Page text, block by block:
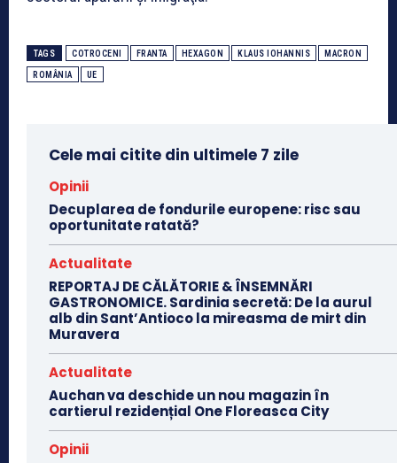
TAGS COTROCENI FRANTA HEXAGON KLAUS IOHANNIS MACRON
ROMÂNIA UE
Cele mai citite din ultimele 7 zile
Opinii
Decuplarea de fondurile europene: risc sau
oportunitate ratată?
Actualitate
REPORTAJ DE CĂLĂTORIE & ÎNSEMNĂRI
GASTRONOMICE. Sardinia secretă: De la aurul
alb din Sant’Antioco la mireasma de mirt din
Muravera
Actualitate
Auchan va deschide un nou magazin în
cartierul rezidențial One Floreasca City
Opinii